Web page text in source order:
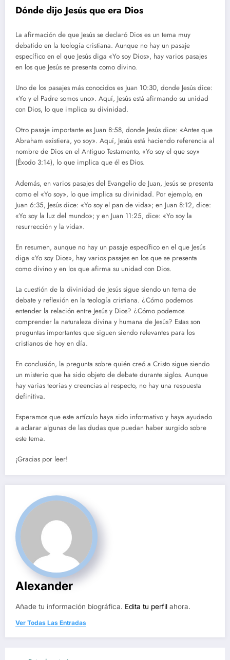
Dónde dijo Jesús que era Dios
La afirmación de que Jesús se declaró Dios es un tema muy
debatido en la teología cristiana. Aunque no hay un pasaje
específico en el que Jesús diga «Yo soy Dios», hay varios pasajes
en los que Jesús se presenta como divino.
Uno de los pasajes más conocidos es Juan 10:30, donde Jesús dice:
«Yo y el Padre somos uno». Aquí, Jesús está afirmando su unidad
con Dios, lo que implica su divinidad.
Otro pasaje importante es Juan 8:58, donde Jesús dice: «Antes que
Abraham existiera, yo soy». Aquí, Jesús está haciendo referencia al
nombre de Dios en el Antiguo Testamento, «Yo soy el que soy»
(Éxodo 3:14), lo que implica que él es Dios.
Además, en varios pasajes del Evangelio de Juan, Jesús se presenta
como el «Yo soy», lo que implica su divinidad. Por ejemplo, en
Juan 6:35, Jesús dice: «Yo soy el pan de vida»; en Juan 8:12, dice:
«Yo soy la luz del mundo»; y en Juan 11:25, dice: «Yo soy la
resurrección y la vida».
En resumen, aunque no hay un pasaje específico en el que Jesús
diga «Yo soy Dios», hay varios pasajes en los que se presenta
como divino y en los que afirma su unidad con Dios.
La cuestión de la divinidad de Jesús sigue siendo un tema de
debate y reflexión en la teología cristiana. ¿Cómo podemos
entender la relación entre Jesús y Dios? ¿Cómo podemos
comprender la naturaleza divina y humana de Jesús? Estas son
preguntas importantes que siguen siendo relevantes para los
cristianos de hoy en día.
En conclusión, la pregunta sobre quién creó a Cristo sigue siendo
un misterio que ha sido objeto de debate durante siglos. Aunque
hay varias teorías y creencias al respecto, no hay una respuesta
definitiva.
Esperamos que este artículo haya sido informativo y haya ayudado
a aclarar algunas de las dudas que puedan haber surgido sobre
este tema.
¡Gracias por leer!
Alexander
Añade tu información biográfica. Edita tu perfil ahora.
Ver Todas Las Entradas